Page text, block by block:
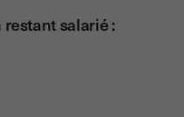
salarié :